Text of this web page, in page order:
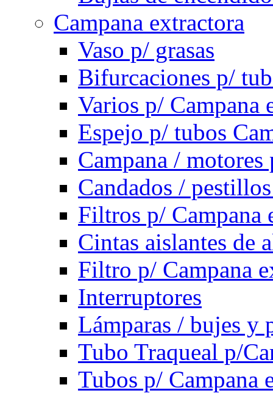
Campana extractora
Vaso p/ grasas
Bifurcaciones p/
Varios p/ Campana
Espejo p/ tubos
Campana /
Candados /
Filtros p/ Campana
Cintas aislantes de
Filtro p/ Campana
Interruptores
Lámparas / bujes y
Tubo Traqueal p/
Tubos p/ Campana